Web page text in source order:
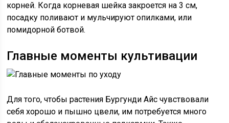
корней. Когда корневая шейка закроется на 3 см,
посадку поливают и мульчируют опилками, или
помидорной ботвой.
Главные моменты культивации
Для того, чтобы растения Бургунди Айс чувствовали
себя хорошо и пышно цвели, им потребуется много